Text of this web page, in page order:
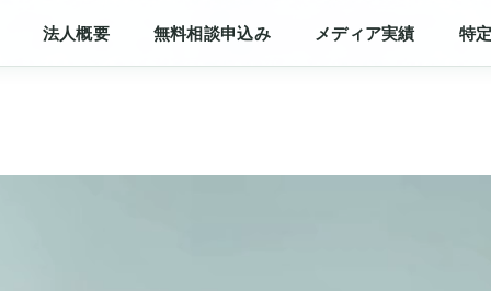
法人概要 無料相談申込み メディア実績 特